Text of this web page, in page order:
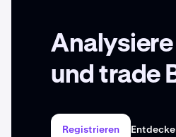
und trade
Registrieren